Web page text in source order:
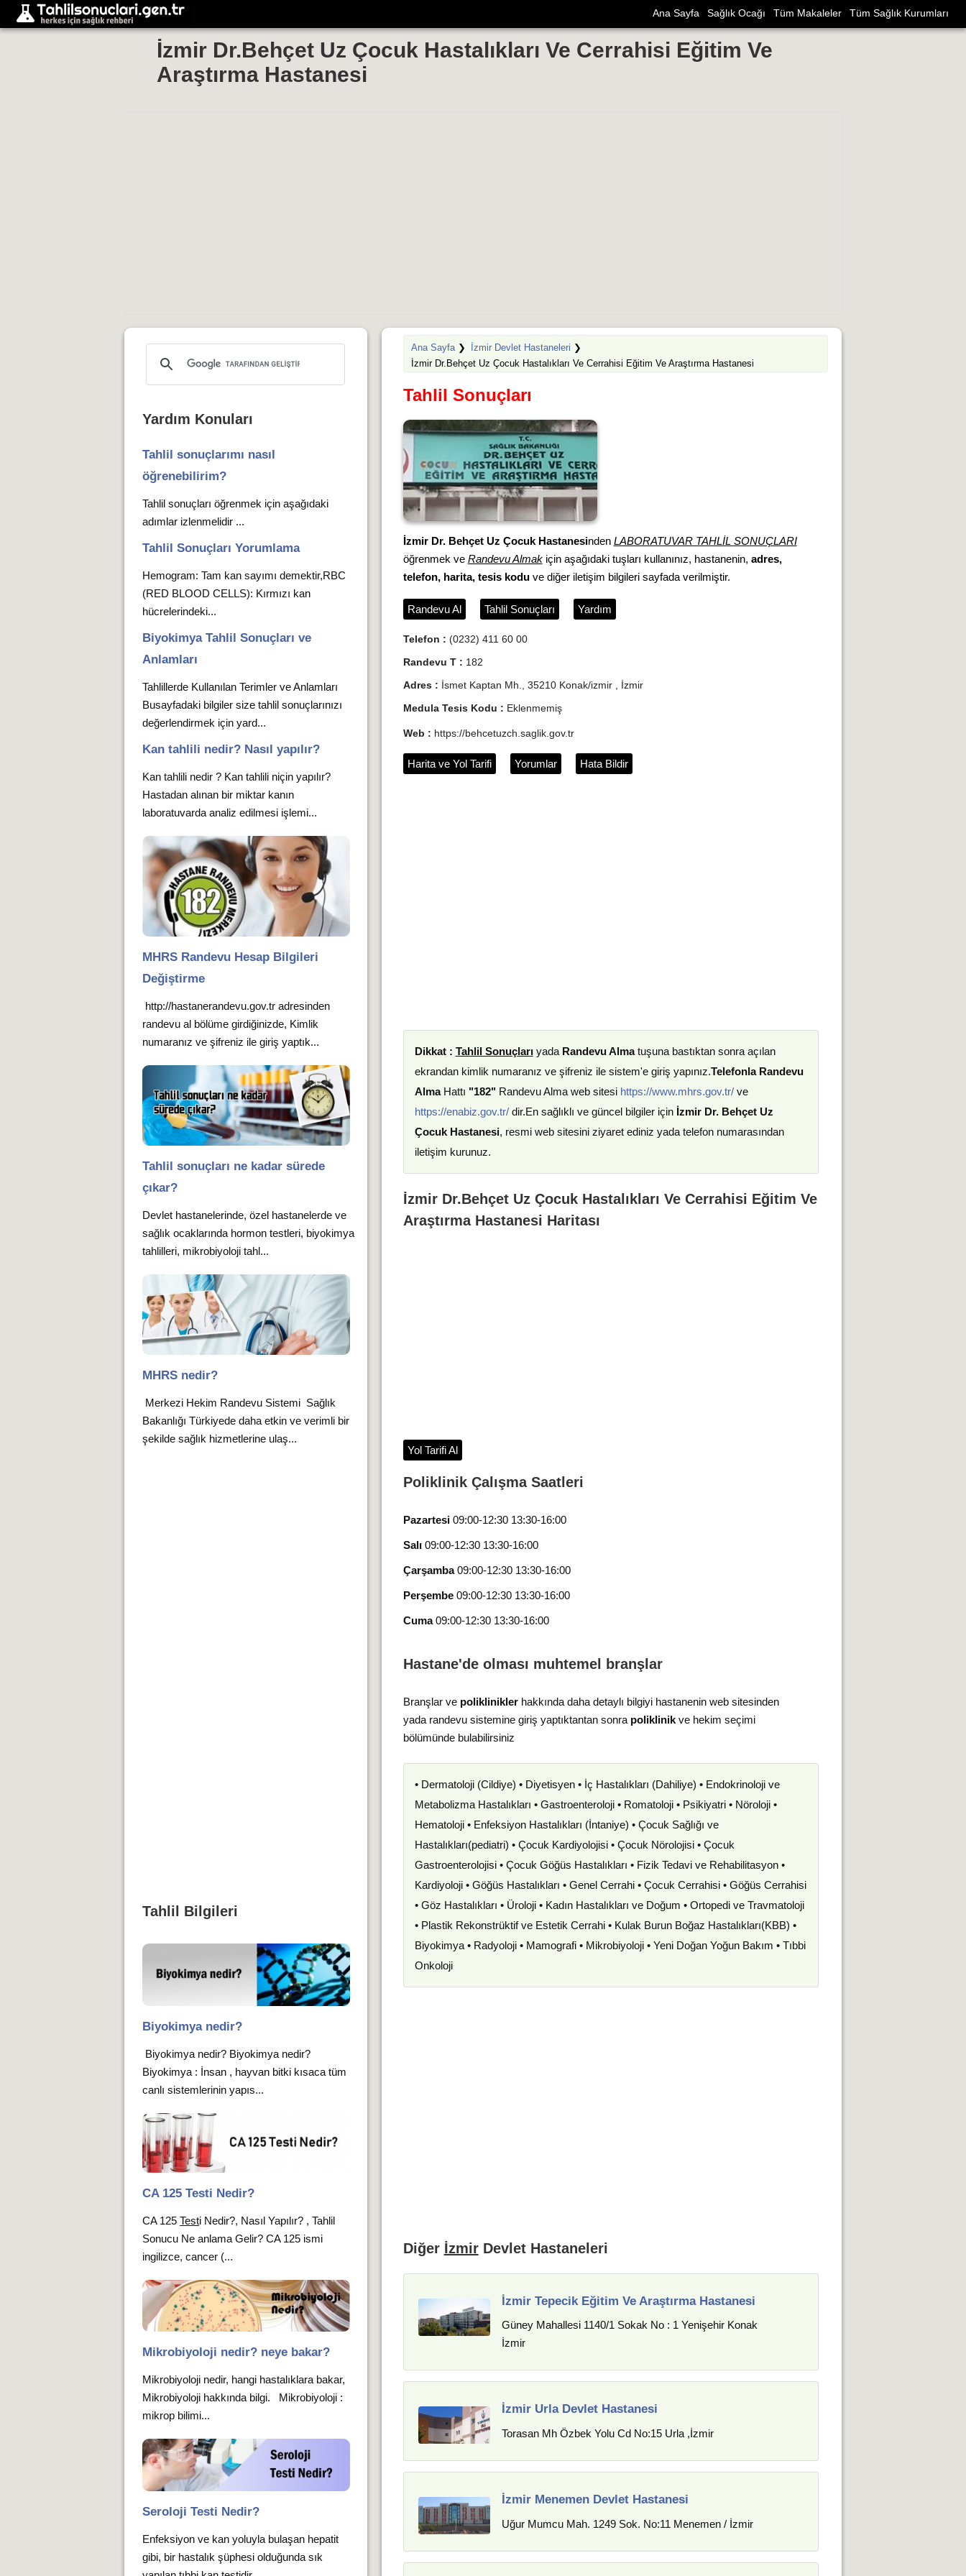
Ana Sayfa Sağlık Ocağı Tüm Makaleler Tüm Sağlık Kurumları
İzmir Dr.Behçet Uz Çocuk Hastalıkları Ve Cerrahisi Eğitim Ve
Araştırma Hastanesi
Ana Sayfa❯ İzmir Devlet Hastaneleri ❯
İzmir Dr.Behçet Uz Çocuk Hastalıkları Ve Cerrahisi Eğitim Ve Araştırma Hastanesi
Tahlil Sonuçları
İzmir Dr. Behçet Uz Çocuk Hastanesinden LABORATUVAR TAHLİL SONUÇLARI
öğrenmek ve Randevu Almakiçin aşağıdaki tuşları kullanınız, hastanenin, adres,
telefon, harita, tesis koduve diğer iletişim bilgileri sayfada verilmiştir.
Randevu Al Tahlil Sonuçları Yardım
Telefon : (0232) 411 60 00
Randevu T : 182
Adres : İsmet Kaptan Mh., 35210 Konak/izmir , İzmir
Medula Tesis Kodu : Eklenmemiş
Web : https://behcetuzch.saglik.gov.tr
Harita ve Yol Tarifi Yorumlar Hata Bildir
Dikkat : Tahlil Sonuçlarıyada Randevu Almatuşuna bastıktan sonra açılan
ekrandan kimlik numaranız ve şifreniz ile sistem'e giriş yapınız.Telefonla Randevu
AlmaHattı "182" Randevu Alma web sitesi https://www.mhrs.gov.tr/ve
https://enabiz.gov.tr/dir.En sağlıklı ve güncel bilgiler için İzmir Dr. Behçet Uz
Çocuk Hastanesi, resmi web sitesini ziyaret ediniz yada telefon numarasından
iletişim kurunuz.
İzmir Dr.Behçet Uz Çocuk Hastalıkları Ve Cerrahisi Eğitim Ve
Araştırma Hastanesi Haritası
Yol Tarifi Al
Poliklinik Çalışma Saatleri
Pazartesi09:00-12:30 13:30-16:00
Salı09:00-12:30 13:30-16:00
Çarşamba09:00-12:30 13:30-16:00
Perşembe09:00-12:30 13:30-16:00
Cuma09:00-12:30 13:30-16:00
Hastane'de olması muhtemel branşlar
Branşlar ve polikliniklerhakkında daha detaylı bilgiyi hastanenin web sitesinden
yada randevu sistemine giriş yaptıktantan sonra poliklinikve hekim seçimi
bölümünde bulabilirsiniz
• Dermatoloji (Cildiye) • Diyetisyen • İç Hastalıkları (Dahiliye) • Endokrinoloji ve
Metabolizma Hastalıkları • Gastroenteroloji • Romatoloji • Psikiyatri • Nöroloji •
Hematoloji • Enfeksiyon Hastalıkları (İntaniye) • Çocuk Sağlığı ve
Hastalıkları(pediatri) • Çocuk Kardiyolojisi • Çocuk Nörolojisi • Çocuk
Gastroenterolojisi • Çocuk Göğüs Hastalıkları • Fizik Tedavi ve Rehabilitasyon •
Kardiyoloji • Göğüs Hastalıkları • Genel Cerrahi • Çocuk Cerrahisi • Göğüs Cerrahisi
• Göz Hastalıkları • Üroloji • Kadın Hastalıkları ve Doğum • Ortopedi ve Travmatoloji
• Plastik Rekonstrüktif ve Estetik Cerrahi • Kulak Burun Boğaz Hastalıkları(KBB) •
Biyokimya • Radyoloji • Mamografi • Mikrobiyoloji • Yeni Doğan Yoğun Bakım • Tıbbi
Onkoloji
Diğer İzmirDevlet Hastaneleri
İzmir Tepecik Eğitim Ve Araştırma Hastanesi
Güney Mahallesi 1140/1 Sokak No : 1 Yenişehir Konak
İzmir
İzmir Urla Devlet Hastanesi
Torasan Mh Özbek Yolu Cd No:15 Urla ,İzmir
İzmir Menemen Devlet Hastanesi
Uğur Mumcu Mah. 1249 Sok. No:11 Menemen / İzmir
Yardım Konuları
Tahlil sonuçlarımı nasıl
öğrenebilirim?
Tahlil sonuçları öğrenmek için aşağıdaki
adımlar izlenmelidir ...
Tahlil Sonuçları Yorumlama
Hemogram: Tam kan sayımı demektir,RBC
(RED BLOOD CELLS): Kırmızı kan
hücrelerindeki...
Biyokimya Tahlil Sonuçları ve
Anlamları
Tahlillerde Kullanılan Terimler ve Anlamları
Busayfadaki bilgiler size tahlil sonuçlarınızı
değerlendirmek için yard...
Kan tahlili nedir? Nasıl yapılır?
Kan tahlili nedir ? Kan tahlili niçin yapılır?
Hastadan alınan bir miktar kanın
laboratuvarda analiz edilmesi işlemi...
MHRS Randevu Hesap Bilgileri
Değiştirme
http://hastanerandevu.gov.tr adresinden
randevu al bölüme girdiğinizde, Kimlik
numaranız ve şifreniz ile giriş yaptık...
Tahlil sonuçları ne kadar sürede
çıkar?
Devlet hastanelerinde, özel hastanelerde ve
sağlık ocaklarında hormon testleri, biyokimya
tahlilleri, mikrobiyoloji tahl...
MHRS nedir?
Merkezi Hekim Randevu Sistemi Sağlık
Bakanlığı Türkiyede daha etkin ve verimli bir
şekilde sağlık hizmetlerine ulaş...
Tahlil Bilgileri
Biyokimya nedir?
Biyokimya nedir? Biyokimya nedir?
Biyokimya : İnsan , hayvan bitki kısaca tüm
canlı sistemlerinin yapıs...
CA 125 Testi Nedir?
CA 125Testi Nedir?, Nasıl Yapılır? , Tahlil
Sonucu Ne anlama Gelir? CA 125 ismi
ingilizce, cancer (...
Mikrobiyoloji nedir? neye bakar?
Mikrobiyoloji nedir, hangi hastalıklara bakar,
Mikrobiyoloji hakkında bilgi. Mikrobiyoloji :
mikrop bilimi...
Seroloji Testi Nedir?
Enfeksiyon ve kan yoluyla bulaşan hepatit
gibi, bir hastalık şüphesi olduğunda sık